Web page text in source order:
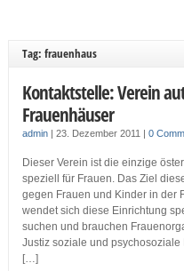
Tag: frauenhaus
Kontaktstelle: Verein
Frauenhäuser
admin| 23. Dezember 2011 | 0
Dieser Verein ist die einzige
speziell für Frauen. Das Ziel
gegen Frauen und Kinder in der
wendet sich diese Einrichtung
suchen und brauchen
Justiz soziale und
[…]